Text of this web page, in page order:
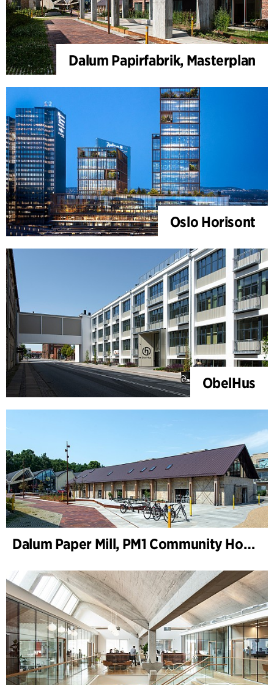
Dalum Papirfabrik, Masterplan
Oslo Horisont
ObelHus
Dalum Paper Mill, PM1 Community House